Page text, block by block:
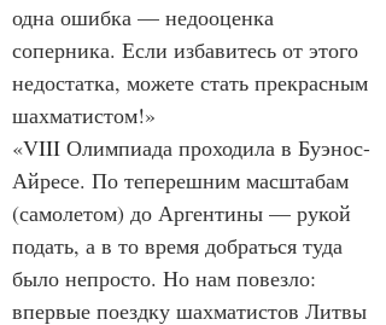
одна ошибка — недооценка
соперника. Если избавитесь от этого
недостатка, можете стать прекрасным
шахматистом!»
«VIII Олимпиада проходила в Буэнос-
Айресе. По теперешним масштабам
(самолетом) до Аргентины — рукой
подать, а в то время добраться туда
было непросто. Но нам повезло:
впервые поездку шахматистов Литвы